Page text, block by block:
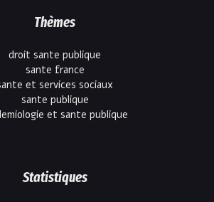
Thèmes
droit sante publique
sante france
et services sociaux
sante publique
et sante publique
Statistiques